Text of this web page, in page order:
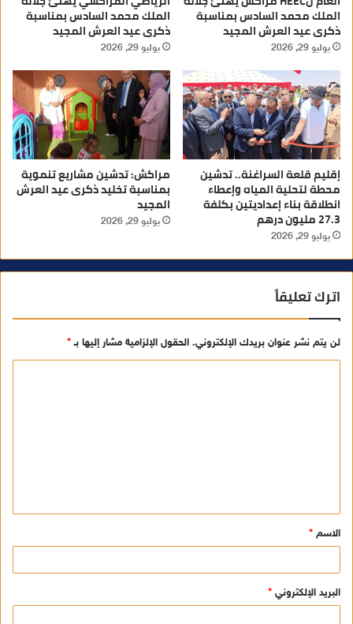
الملك محمد السادس بمناسبة
ذكرى عيد العرش المجيد
يوليو 29, 2026
الملك محمد السادس بمناسبة
ذكرى عيد العرش المجيد
يوليو 29, 2026
إقليم قلعة السراغنة.. تدشين
محطة لتحلية المياه وإعطاء
انطلاقة بناء إعداديتين بكلفة
27.3 مليون درهم
يوليو 29, 2026
مراكش: تدشين مشاريع تنموية
بمناسبة تخليد ذكرى عيد العرش
المجيد
يوليو 29, 2026
اترك تعليقاً
لن يتم نشر عنوان بريدك الإلكتروني. الحقول الإلزامية مشار إليها بـ*
ق
*
الاسم *
البريد الإلكتروني *